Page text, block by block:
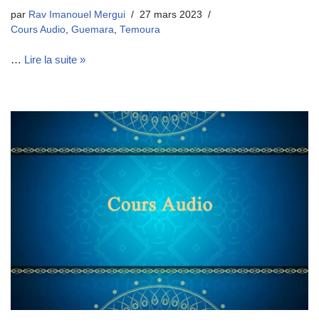
par Rav Imanouel Mergui
27 mars 2023
Cours Audio, Guemara, Temoura
… Lire la suite »